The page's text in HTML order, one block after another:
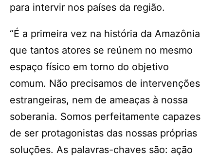
para intervir nos países da região.
“É a primeira vez na história da Amazônia
que tantos atores se reúnem no mesmo
espaço físico em torno do objetivo
comum. Não precisamos de intervenções
estrangeiras, nem de ameaças à nossa
soberania. Somos perfeitamente capazes
de ser protagonistas das nossas próprias
soluções. As palavras-chaves são: ação